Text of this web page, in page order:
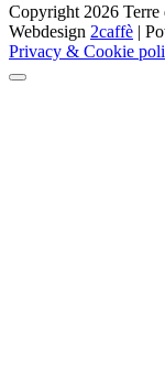
Copyright 2026 Terre
Webdesign 2caffè |
Privacy & Cookie